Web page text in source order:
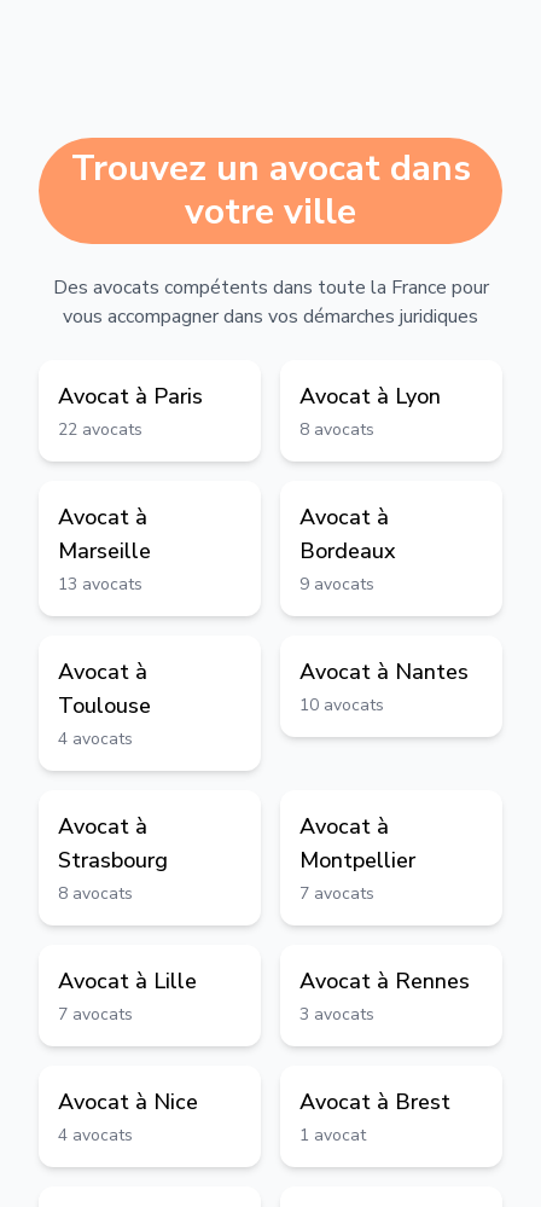
Trouvez un avocat dans
votre ville
Des avocats compétents dans toute la France pour
vous accompagner dans vos démarches juridiques
Avocat à Paris
22 avocats
Avocat à Lyon
8 avocats
Avocat à
Marseille
13 avocats
Avocat à
Bordeaux
9 avocats
Avocat à
Toulouse
4 avocats
Avocat à Nantes
10 avocats
Avocat à
Strasbourg
8 avocats
Avocat à
Montpellier
7 avocats
Avocat à Lille
7 avocats
Avocat à Rennes
3 avocats
Avocat à Nice
4 avocats
Avocat à Brest
1 avocat